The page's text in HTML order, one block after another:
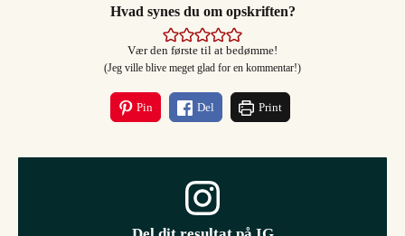
Hvad synes du om opskriften?
Vær den første til at bedømme!
(Jeg ville blive meget glad for en kommentar!)
Pin Del Print